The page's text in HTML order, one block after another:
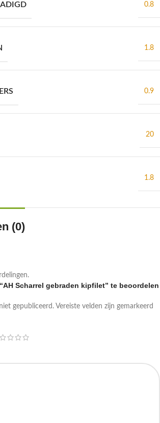
0.8
1.8
0.9
20
1.8
(0)
Scharrel gebraden kipfilet” te beoordelen
gepubliceerd. Vereiste velden zijn gemarkeerd